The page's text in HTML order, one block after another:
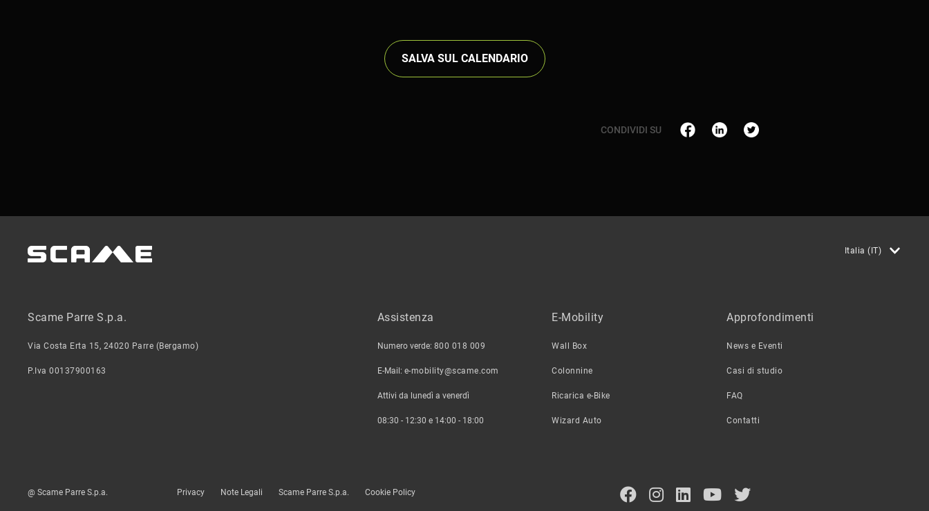
SALVA SUL CALENDARIO
CONDIVIDI SU
Italia (IT)
Scame Parre S.p.a.
Via Costa Erta 15, 24020 Parre (Bergamo)
P.Iva 00137900163
Assistenza
Numero verde: 800 018 009
E-Mail: e-mobility@scame.com
Attivi da lunedì a venerdì
08:30 - 12:30 e 14:00 - 18:00
E-Mobility
Wall Box
Colonnine
Ricarica e-Bike
Wizard Auto
Approfondimenti
News e Eventi
Casi di studio
FAQ
Contatti
@ Scame Parre S.p.a. Privacy Note Legali Scame Parre S.p.a. Cookie Policy